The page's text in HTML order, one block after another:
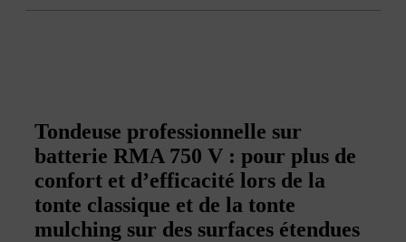
Tondeuse professionnelle sur
batterie RMA 750 V : pour plus de
confort et d’efficacité lors de la
tonte classique et de la tonte
mulching sur des surfaces étendues